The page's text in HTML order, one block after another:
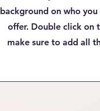
background on who
offer. Double click on
make sure to add all